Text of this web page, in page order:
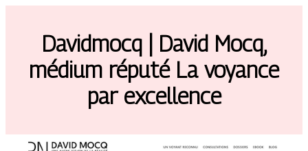
Davidmocq | David Mocq,
médium réputé La voyance
par excellence